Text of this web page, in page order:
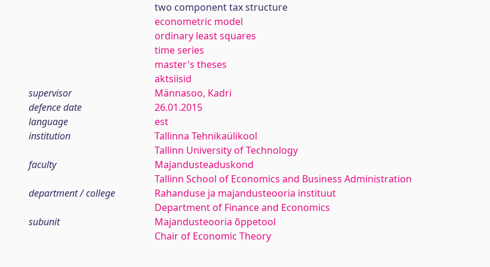
two component tax structure
econometric model
ordinary least squares
time series
master's theses
aktsiisid
supervisor
Männasoo, Kadri
defence date
26.01.2015
language
est
institution
Tallinna Tehnikaülikool
Tallinn University of Technology
faculty
Majandusteaduskond
Tallinn School of Economics and Business Administration
department / college
Rahanduse ja majandusteooria instituut
Department of Finance and Economics
subunit
Majandusteooria õppetool
Chair of Economic Theory